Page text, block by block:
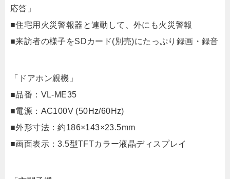
応答」
■住宅用火災警報器と連動して、外にも火災警報
■来訪者の様子をSDカード(別売)にたっぷり録画・録音
「ドアホン親機」
■品番：VL-ME35
■電源：AC100V (50Hz/60Hz)
■外形寸法：約186×143×23.5mm
■画面表示：3.5型TFTカラー液晶ディスプレイ